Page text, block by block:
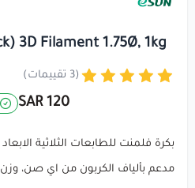
3D Filament 1.75Ø, 1kg
(3 تقييمات)
120 SAR
بكرة فلمنت للطابعات الثلاثية
مدعم بألياف الكربون من اي صن، وزن